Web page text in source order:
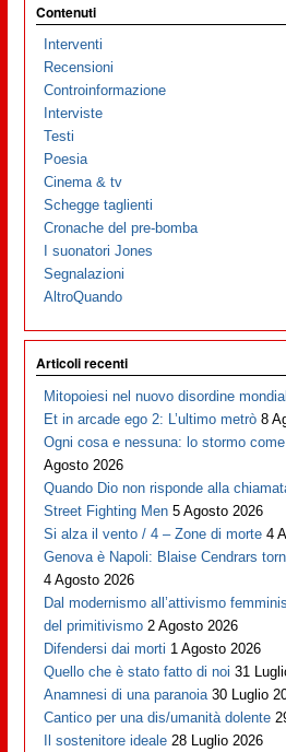
Contenuti
Interventi
Recensioni
Controinformazione
Interviste
Testi
Poesia
Cinema & tv
Schegge taglienti
Cronache del pre-bomba
I suonatori Jones
Segnalazioni
AltroQuando
Articoli recenti
Mitopoiesi nel nuovo disordine
Et in arcade ego 2: L’ultimo metrò 8
Ogni cosa e nessuna: lo stormo
Agosto 2026
Quando Dio non risponde alla
Street Fighting Men 5 Agosto 2026
Si alza il vento / 4 – Zone di morte 4
Genova è Napoli: Blaise Cendrars
4 Agosto 2026
Dal modernismo all’attivismo
del primitivismo 2 Agosto 2026
Difendersi dai morti 1 Agosto 2026
Quello che è stato fatto di noi 31
Anamnesi di una paranoia 30 Luglio
Cantico per una dis/umanità dolente
Il sostenitore ideale 28 Luglio 2026